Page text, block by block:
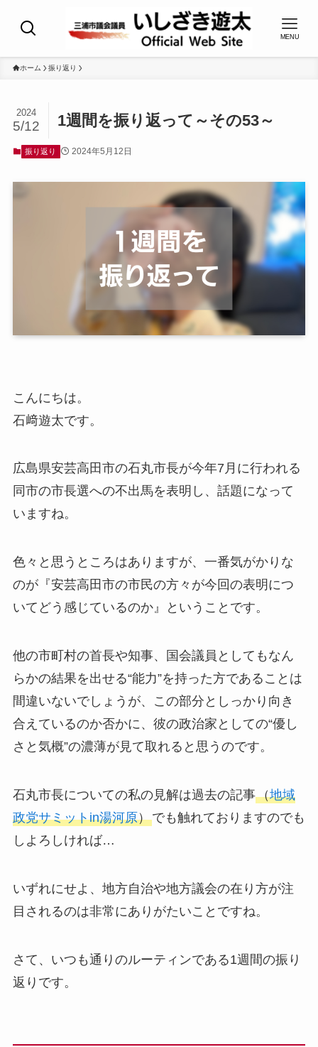
MENU
ホーム 振り返り
1週間を振り返って～その53～
2024
5/12
振り返り 2024年5月12日
こんにちは。
石﨑遊太です。
広島県安芸高田市の石丸市長が今年7月に行われる
同市の市長選への不出馬を表明し、話題になって
いますね。
色々と思うところはありますが、一番気がかりな
のが『安芸高田市の市民の方々が今回の表明につ
いてどう感じているのか』ということです。
他の市町村の首長や知事、国会議員としてもなん
らかの結果を出せる“能力”を持った方であることは
間違いないでしょうが、この部分としっかり向き
合えているのか否かに、彼の政治家としての“優し
さと気概”の濃薄が見て取れると思うのです。
石丸市長についての私の見解は過去の記事（地域
政党サミットin湯河原）でも触れておりますのでも
しよろしければ…
いずれにせよ、地方自治や地方議会の在り方が注
目されるのは非常にありがたいことですね。
さて、いつも通りのルーティンである1週間の振り
返りです。